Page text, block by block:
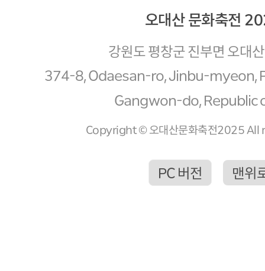
오대산 문화축전
강원도 평창군 진부면 오대
374-8, Odaesan-ro, Jinbu-myeon,
Gangwon-do, Republic
Copyright © 오대산문화축전2025
PC 버전 맨위